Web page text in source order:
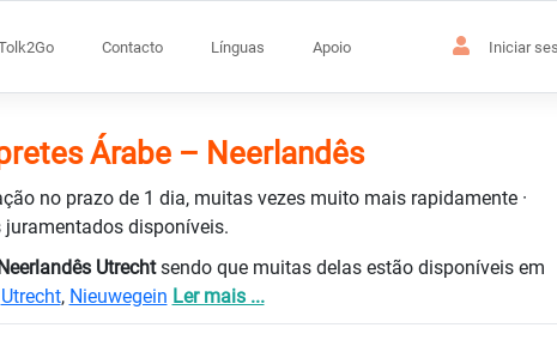
Contacto Línguas Apoio Iniciar
Árabe – Neerlandês
no prazo de 1 dia, muitas vezes muito mais rapidamente ·
juramentados disponíveis.
Utrechtsendo que muitas delas estão disponíveis em
Utrecht, Nieuwegein Ler mais ...